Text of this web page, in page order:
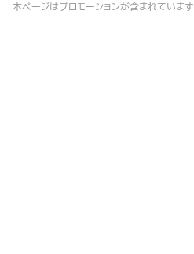
本ページはプロモーションが含まれています